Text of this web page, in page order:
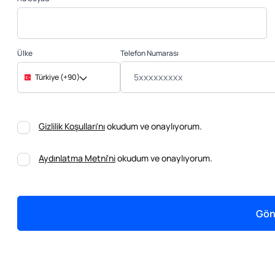
Ülke
Türkiye (+90)
Telefon Numarası
Gizlilik Koşulları'nıokudum ve onaylıyorum.
Aydınlatma Metni'niokudum ve onaylıyorum.